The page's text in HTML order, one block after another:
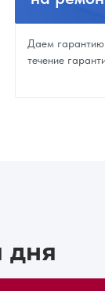
Даем гарантию
течение
дня